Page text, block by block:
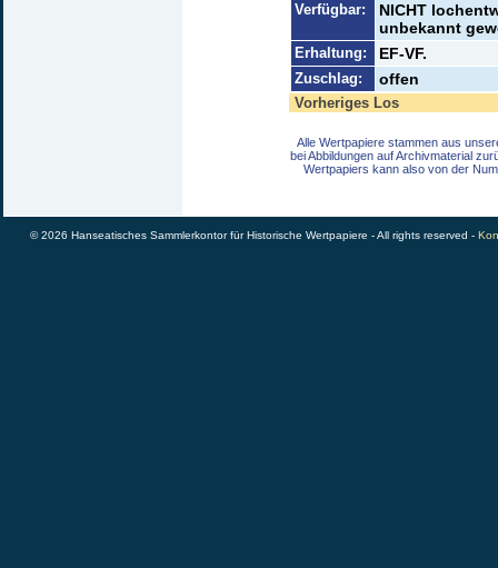
Verfügbar:
NICHT
unbekannt
Erhaltung: EF-VF.
Zuschlag: offen
Vorheriges Los
Alle Wertpapiere stammen aus
bei Abbildungen auf Archivmaterial
Wertpapiers kann also von der
© 2026 Hanseatisches Sammlerkontor für Historische Wertpapiere - All rights reserved -